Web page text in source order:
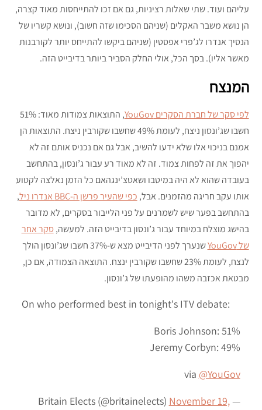
עליהם ועוד. שתי שאלות רציניות, גם אם זכו להתייחסות מאוד קצרה,
הן נושא משבר האקלים (שניהם הסכימו שזה חשוב), ונושא קשריו של
הנסיך אנדרו לג’פרי אפסטין (שניהם ביקשו להתייחס יותר לקורבנות
מאשר אליו). בסך הכל, אולי החלק הסביר ביותר בדיבייט הזה.
המנצח
לפי סקר של חברת הסקרים YouGov
, התוצאות צמודות מאוד: 51%
חשבו שג’ונסון ניצח, לעומת 49% שחשבו שקורבין ניצח. התוצאות הן
אמנם בניכוי אלו שלא ידעו להשיב, אבל גם אם נכניס אותם זה לא
יהפוך את זה לפחות צמוד. זה לא מאוד רע עבור ג’ונסון, בהתחשב
בעובדה שהוא לא היה במיטבו ושאטצ’ינגהאם כל הזמן נאלצה לקטוע
אותו עקב חריגה מהזמנים. אבל, כפי שהעיר פרשן ה-BBC אנדרו ניל
,
בהתחשב בפער שיש לשמרנים על פני הלייבור בסקרים, לא מדובר
בהישג מוצלח במיוחד עבור ג’ונסון בדיבייט הזה. למעשה,סקר אחר
של YouGov
שנערך לפני הדיבייט מצא ש-37% חשבו שג’ונסון הולך
לנצח, לעומת 23% שחשבו שקורבין ינצח. התוצאה הצמודה, אם כן,
מבטאת אכזבה משהו מהופעתו של ג’ונסון.
On who performed best in tonight's ITV debate:
Boris Johnson: 51%
Jeremy Corbyn: 49%
via @YouGov
— Britain Elects (@britainelects)
November 19,